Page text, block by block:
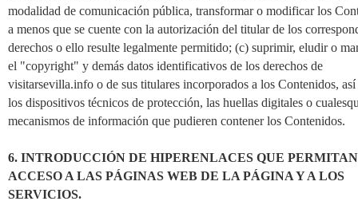
modalidad de comunicación pública, transformar o modificar los
a menos que se cuente con la autorización del titular de los
derechos o ello resulte legalmente permitido; (c) suprimir, eludir o
el "copyright" y demás datos identificativos de los derechos de
visitarsevilla.info o de sus titulares incorporados a los Contenidos,
los dispositivos técnicos de protección, las huellas digitales o
mecanismos de información que pudieren contener los Contenidos.
6. INTRODUCCIÓN DE HIPERENLACES QUE
ACCESO A LAS PÁGINAS WEB DE LA PÁGINA Y A LOS
SERVICIOS.